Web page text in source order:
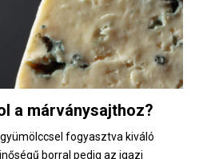
a márványsajthoz?
fogyasztva kiváló
borral pedig az igazi